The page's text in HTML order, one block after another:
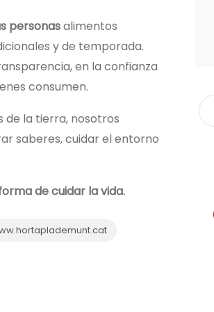
personasalimentos
y de temporada.
en la confianza
consumen.
de la tierra, nosotros
saberes, cuidar el entorno
de cuidar la vida.